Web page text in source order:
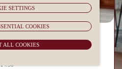
– VAD BÖR DU
SETTINGS
COOKIES
ALL COOKIES